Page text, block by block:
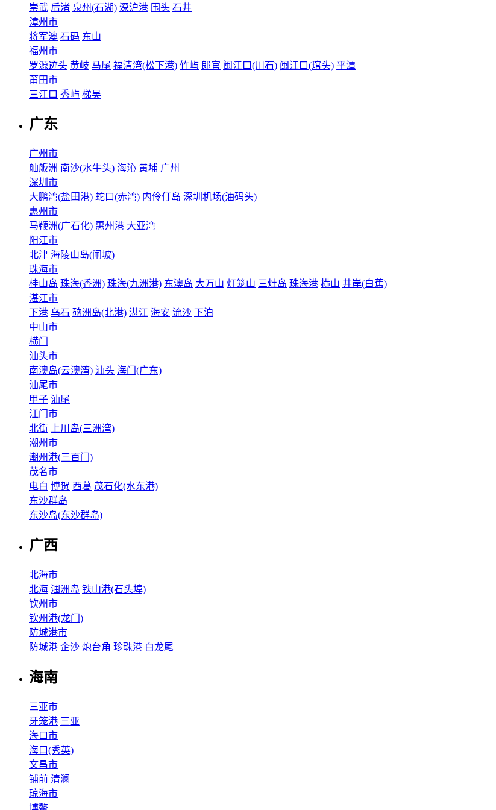
崇武 后渚 泉州(石湖) 深沪港 围头 石井
漳州市
将军澳 石码 东山
福州市
罗源迹头 黄岐 马尾 福清湾(松下港) 竹屿 郎官 闽江口(川石) 闽江口(琯头) 平潭
莆田市
三江口 秀屿 梯吴
广东
广州市
舢舨洲 南沙(水牛头) 海沁 黄埔 广州
深圳市
大鹏湾(盐田港) 蛇口(赤湾) 内伶仃岛 深圳机场(油码头)
惠州市
马鞭洲(广石化) 惠州港 大亚湾
阳江市
北津 海陵山岛(闸坡)
珠海市
桂山岛 珠海(香洲) 珠海(九洲港) 东澳岛 大万山 灯笼山 三灶岛 珠海港 横山 井岸(白蕉)
湛江市
下港 乌石 硇洲岛(北港) 湛江 海安 流沙 下泊
中山市
横门
汕头市
南澳岛(云澳湾) 汕头 海门(广东)
汕尾市
甲子 汕尾
江门市
北街
上川岛(三洲湾)
潮州市
潮州港(三百门)
茂名市
电白 博贺 西葛 茂石化(水东港)
东沙群岛
东沙岛(东沙群岛)
广西
北海市
北海 涠洲岛 铁山港(石头埠)
钦州市
钦州港(龙门)
防城港市
防城港 企沙 炮台角 珍珠港 白龙尾
海南
三亚市
牙笼港 三亚
海口市
海口(秀英)
文昌市
铺前 清澜
琼海市
博鳌